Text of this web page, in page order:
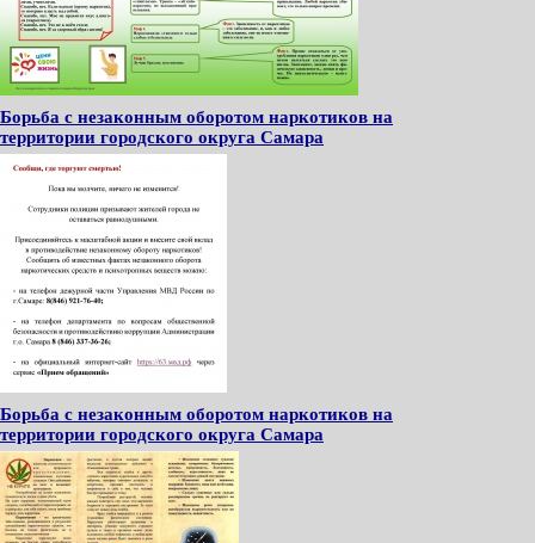
Борьба с незаконным оборотом наркотиков на
территории городского округа Самара
Борьба с незаконным оборотом наркотиков на
территории городского округа Самара